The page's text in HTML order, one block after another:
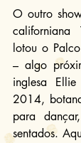
O outro
californiana
lotou o
– algo
inglesa
2014,
para
sentados.